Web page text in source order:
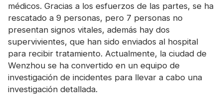
médicos. Gracias a los esfuerzos de las partes, se ha
rescatado a 9 personas, pero 7 personas no
presentan signos vitales, además hay dos
supervivientes, que han sido enviados al hospital
para recibir tratamiento. Actualmente, la ciudad de
Wenzhou se ha convertido en un equipo de
investigación de incidentes para llevar a cabo una
investigación detallada.